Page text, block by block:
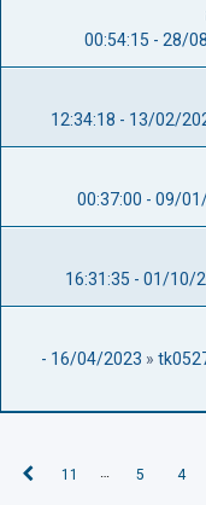
28/08/
13/02/2024 -
09/01/
01/10/2023 -
«
16/04/2023 -
4
5
…
11